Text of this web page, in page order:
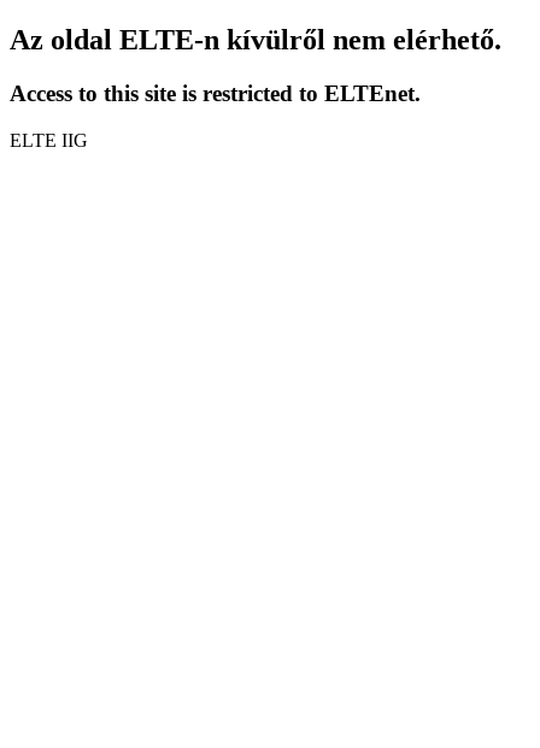
Az oldal ELTE-n kívülről nem elérhető.
Access to this site is restricted to ELTEnet.
ELTE IIG